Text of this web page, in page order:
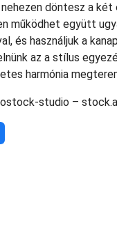
döntesz a
működhet együtt
és használjuk a
az a stílus
harmónia
studio –